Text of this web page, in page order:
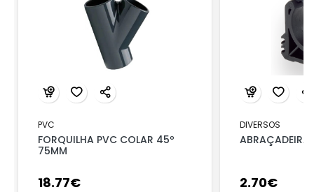
PVC
FORQUILHA PVC COLAR 45º
75MM
18.77€
DIVERSOS
ABRAÇADEIRA
2.70€